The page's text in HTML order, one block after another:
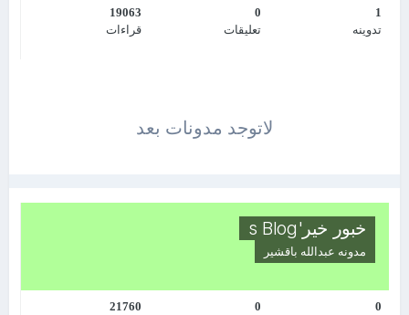
1
تدوينه
0
تعليقات
19063
قراءات
لاتوجد مدونات بعد
خبور خير's Blog
مدونه عبدالله باقشير
0
0
21760